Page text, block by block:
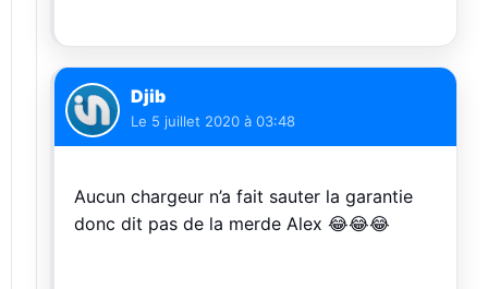
Djib
Le 5 juillet 2020 à 03:48
Aucun chargeur n’a fait sauter la garantie
donc dit pas de la merde Alex 😂😂😂